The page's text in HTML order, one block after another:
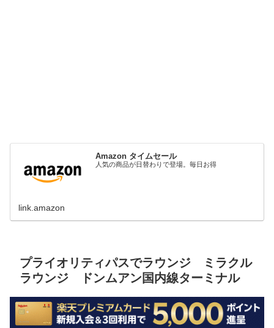
Amazon タイムセール
人気の商品が日替わりで登場。毎日お得
link.amazon
プライオリティパスでラウンジ ミラクル
ラウンジ ドンムアン国内線ターミナル